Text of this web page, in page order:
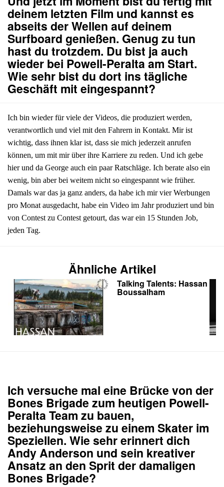
deinem letzten Film und kannst es
abseits der Wellen auf deinem
Surfboard genießen. Genug zu tun
hast du trotzdem. Du bist ja auch
wieder bei Powell-Peralta am Start.
Wie sehr bist du dort ins tägliche
Geschäft mit eingespannt?
Ich bin wieder für viele der Videos, die produziert werden,
verantwortlich und viel mit den Fahrern in Kontakt. Mir ist
wichtig, dass ihnen klar ist, dass sie mich jederzeit anrufen
können, um mit mir über ihre Karriere zu reden. Und ich gebe
hier und da George auch ein paar Ratschläge. Ich berate also ein
wenig, bin aber bei weitem nicht so eingespannt wie früher.
Damals war das ja ganz anders, da habe ich mir vier Werbungen
pro Monat ausgedacht, habe ein Video im Jahr produziert und bin
von Contest zu Contest getourt, das war ein 15 Stunden Job,
jeden Tag.
Ähnliche Artikel
Talking Talents: Hassan
Boussalham
Ich versuche mal eine Brücke von der
Bones Brigade zum heutigen Powell-
Peralta Team zu bauen,
beziehungsweise zu einem Skater im
Speziellen. Wie sehr erinnert dich
Andy Anderson und sein kreativer
Ansatz an den Sprit der damaligen
Bones Brigade?